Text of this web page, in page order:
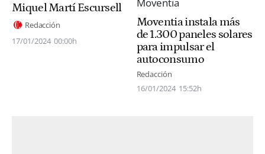
Miquel Martí Escursell
Redacción
17/01/2024 00:00h
Moventia instala más
de 1.300 paneles solares
para impulsar el
autoconsumo
Redacción
16/01/2024 15:52h